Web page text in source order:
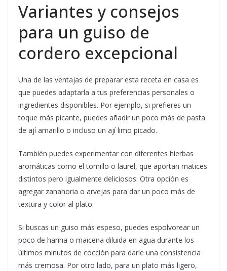
Variantes y consejos
para un guiso de
cordero excepcional
Una de las ventajas de preparar esta receta en casa es
que puedes adaptarla a tus preferencias personales o
ingredientes disponibles. Por ejemplo, si prefieres un
toque más picante, puedes añadir un poco más de pasta
de ají amarillo o incluso un ají limo picado.
También puedes experimentar con diferentes hierbas
aromáticas como el tomillo o laurel, que aportan matices
distintos pero igualmente deliciosos. Otra opción es
agregar zanahoria o arvejas para dar un poco más de
textura y color al plato.
Si buscas un guiso más espeso, puedes espolvorear un
poco de harina o maicena diluida en agua durante los
últimos minutos de cocción para darle una consistencia
más cremosa. Por otro lado, para un plato más ligero,